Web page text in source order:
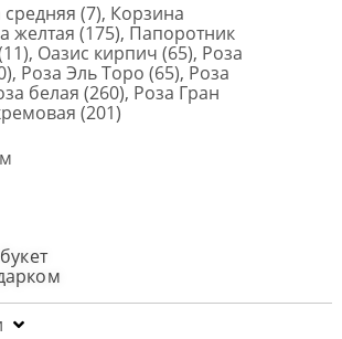
(7), Корзина
желтая (175), Папоротник
Оазис кирпич (65), Роза
Роза Эль Торо (65), Роза
белая (260), Роза Гран
(201)